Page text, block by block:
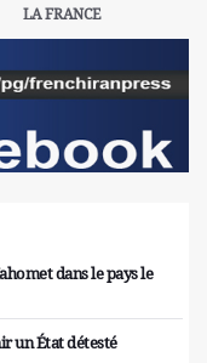
LA FRANCE
dans le pays le
un État détesté